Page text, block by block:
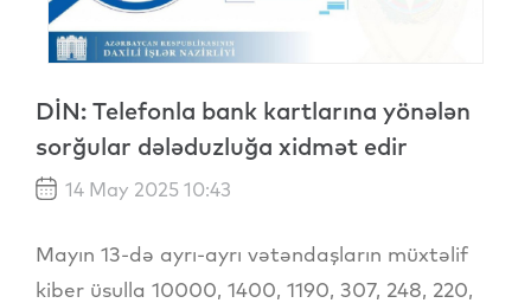
DİN: Telefonla bank kartlarına yönələn
sorğular dələduzluğa xidmət edir
14 May 2025 10:43
Mayın 13-də ayrı-ayrı vətəndaşların müxtəlif
kiber üsulla 10000, 1400, 1190, 307, 248, 220,